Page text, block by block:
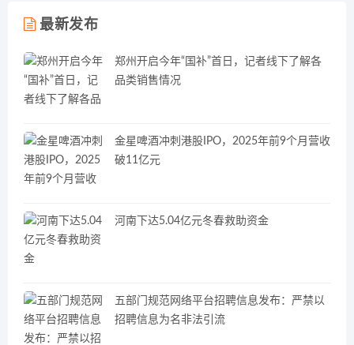
最新发布
郑州开启今年“国补”首日，记者线下了解各
品类销售情况
金星啤酒冲刺港股IPO，2025年前9个月营收
破11亿元
河南下达5.04亿元冬春救助资金
五部门规范网络平台招聘信息发布：严禁以
招聘信息为名非法引流